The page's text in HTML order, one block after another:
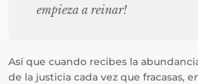
empieza a reinar!
Así que cuando recibes la
de la justicia cada vez que fracasas,